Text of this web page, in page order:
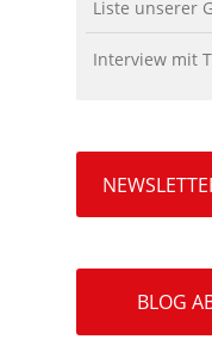
Liste unserer
Interview mit
BLOG